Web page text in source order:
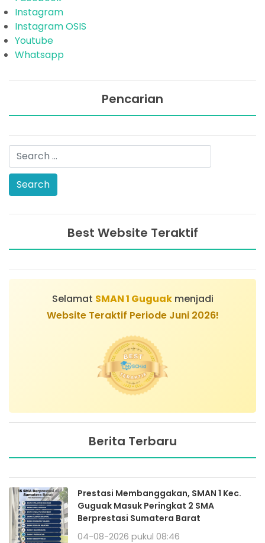
Instagram
Instagram OSIS
Youtube
Whatsapp
Pencarian
Best Website Teraktif
Selamat SMAN 1 Guguakmenjadi
Website Teraktif Periode Juni 2026!
Berita Terbaru
Prestasi Membanggakan, SMAN 1 Kec.
Guguak Masuk Peringkat 2 SMA
Berprestasi Sumatera Barat
04-08-2026 pukul 08:46